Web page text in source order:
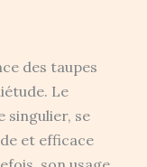
des taupes
Le
singulier, se
et efficace